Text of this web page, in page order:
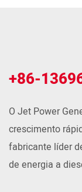
+86-
O Jet Power
crescimento
fabricante líder
de energia a